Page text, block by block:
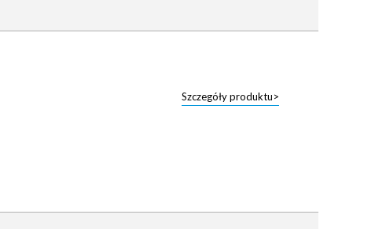
Szczegóły produktu>